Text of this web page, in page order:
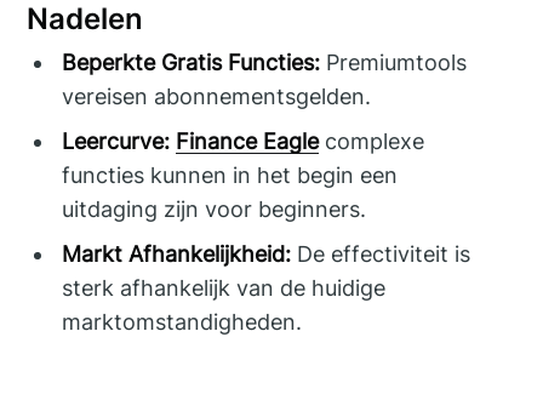
Nadelen
Beperkte Gratis Functies: Premiumtools
vereisen abonnementsgelden.
Leercurve: Finance Eaglecomplexe
functies kunnen in het begin een
uitdaging zijn voor beginners.
Markt Afhankelijkheid: De effectiviteit is
sterk afhankelijk van de huidige
marktomstandigheden.